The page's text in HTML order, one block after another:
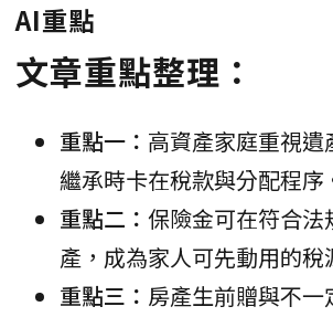
AI重點
文章重點整理：
重點一： 高資產家庭重視
繼承時卡在稅款與分配程序
重點二： 保險金可在符合法
產，成為家人可先動用的稅
重點三： 房產生前贈與不